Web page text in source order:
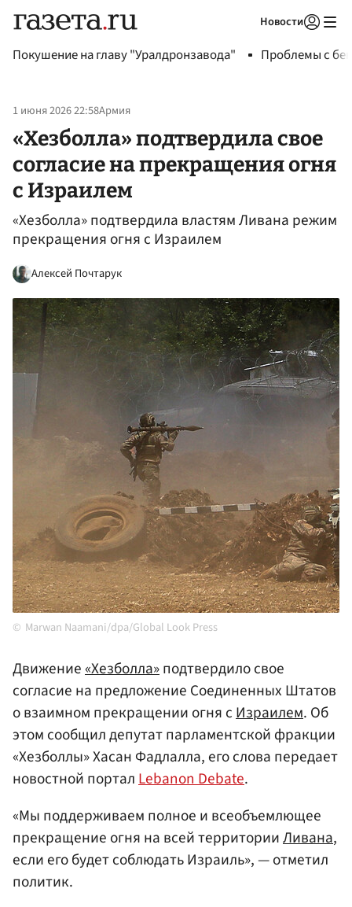
Новости
Покушение на главу "Уралдронзавода" Проблемы с
1 июня 2026 22:58Армия
«Хезболла» подтвердила свое
согласие на прекращения огня
с Израилем
«Хезболла» подтвердила властям Ливана режим
прекращения огня с Израилем
Алексей Почтарук
Marwan Naamani/dpa/Global Look Press
Движение«Хезболла»подтвердило свое
согласие на предложение Соединенных Штатов
о взаимном прекращении огня сИзраилем. Об
этом сообщил депутат парламентской фракции
«Хезболлы» Хасан Фадлалла, его слова передает
новостной порталLebanon Debate.
«Мы поддерживаем полное и всеобъемлющее
прекращение огня на всей территорииЛивана,
если его будет соблюдать Израиль», — отметил
политик.